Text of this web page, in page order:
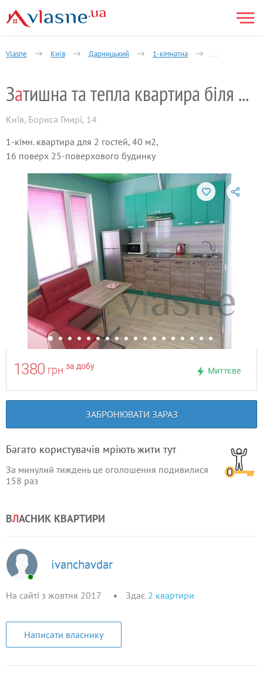
Vlasne Київ Дарницький 1-кімнатна Бориса Гмирі
За тишна та тепла квартира біля м.Познякі
Київ, Бориса Гмирі, 14
1-кімн. квартира для 2 гостей, 40 м2,
16 поверх 25-поверхового будинку
Миттєве
1380 грн за добу
ЗАБРОНЮВАТИ ЗАРАЗ
Багато користувачів мріють жити тут
За минулий тиждень це оголошення подивилися
158 раз
ВЛАСНИК КВАРТИРИ
ivanchavdar
На сайті з жовтня 2017 Здає 2 квартири
Написати власнику